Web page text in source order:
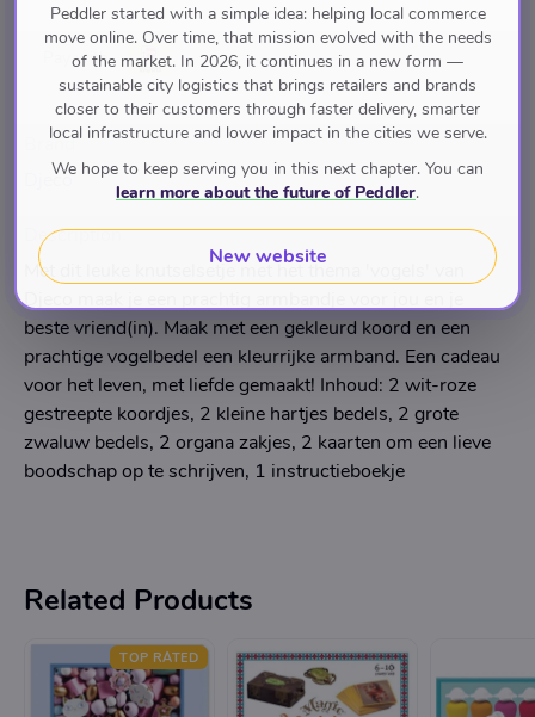
Pay with
Brand
Djeco
Description
Met dit leuke knutselsetje met het thema 'vogels' van
Djeco maak je een prachtig armbandje voor jou en je
beste vriend(in). Maak met een gekleurd koord en een
prachtige vogelbedel een kleurrijke armband. Een cadeau
voor het leven, met liefde gemaakt! Inhoud: 2 wit-roze
gestreepte koordjes, 2 kleine hartjes bedels, 2 grote
zwaluw bedels, 2 organa zakjes, 2 kaarten om een lieve
boodschap op te schrijven, 1 instructieboekje
Related Products
TOP RATED
Peddler started with a simple idea: helping local commerce
move online. Over time, that mission evolved with the needs
of the market. In 2026, it continues in a new form —
sustainable city logistics that brings retailers and brands
closer to their customers through faster delivery, smarter
local infrastructure and lower impact in the cities we serve.
We hope to keep serving you in this next chapter. You can
learn more about the future of Peddler.
New website